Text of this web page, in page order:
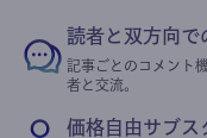
読者と双方向で
記事ごとのコメント
者と交流。
価格自由サブス